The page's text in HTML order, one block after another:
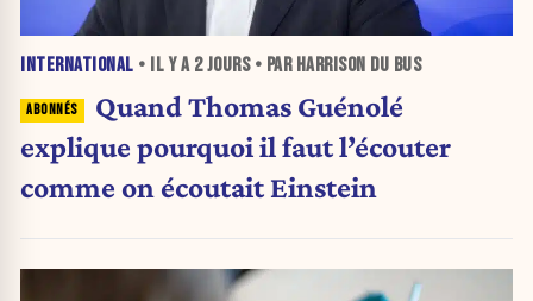
INTERNATIONAL • IL Y A 2 JOURS• PAR HARRISON DU BUS
Quand Thomas Guénolé
explique pourquoi il faut l’écouter
comme on écoutait Einstein